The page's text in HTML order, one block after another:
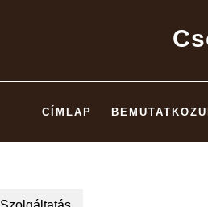
CÍMLAP